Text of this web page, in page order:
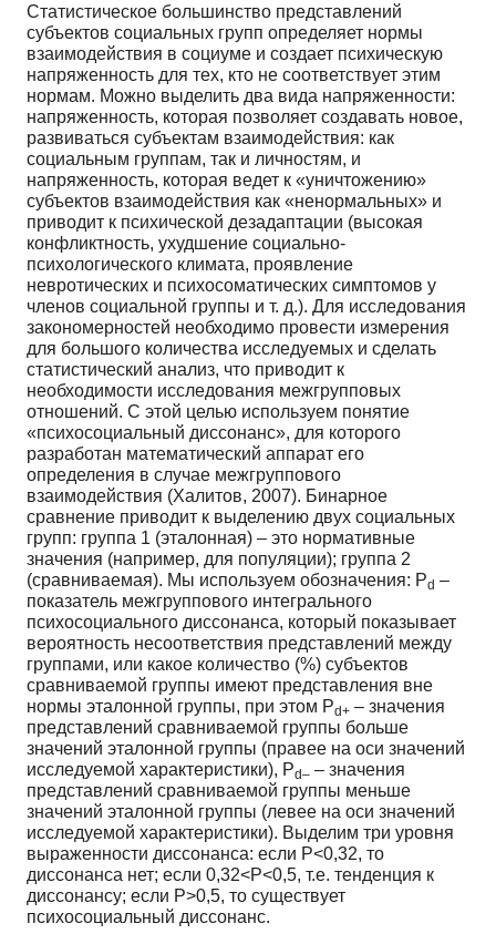
Статистическое большинство представлений
субъектов социальных групп определяет нормы
взаимодействия в социуме и создает психическую
напряженность для тех, кто не соответствует этим
нормам. Можно выделить два вида напряженности:
напряженность, которая позволяет создавать новое,
развиваться субъектам взаимодействия: как
социальным группам, так и личностям, и
напряженность, которая ведет к «уничтожению»
субъектов взаимодействия как «ненормальных» и
приводит к психической дезадаптации (высокая
конфликтность, ухудшение социально-
психологического климата, проявление
невротических и психосоматических симптомов у
членов социальной группы и т. д.). Для исследования
закономерностей необходимо провести измерения
для большого количества исследуемых и сделать
статистический анализ, что приводит к
необходимости исследования межгрупповых
отношений. С этой целью используем понятие
«психосоциальный диссонанс», для которого
разработан математический аппарат его
определения в случае межгруппового
взаимодействия (Халитов, 2007). Бинарное
сравнение приводит к выделению двух социальных
групп: группа 1 (эталонная) – это нормативные
значения (например, для популяции); группа 2
(сравниваемая). Мы используем обозначения: Рd –
показатель межгруппового интегрального
психосоциального диссонанса, который показывает
вероятность несоответствия представлений между
группами, или какое количество (%) субъектов
сравниваемой группы имеют представления вне
нормы эталонной группы, при этом Рd+ – значения
представлений сравниваемой группы больше
значений эталонной группы (правее на оси значений
исследуемой характеристики), Рd– – значения
представлений сравниваемой группы меньше
значений эталонной группы (левее на оси значений
исследуемой характеристики). Выделим три уровня
выраженности диссонанса: если Р<0,32, то
диссонанса нет; если 0,32<Р<0,5, т.е. тенденция к
диссонансу; если Р>0,5, то существует
психосоциальный диссонанс.